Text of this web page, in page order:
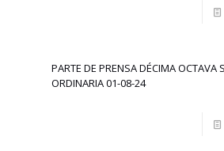
PARTE DE PRENSA DÉCIMA OCTAVA
ORDINARIA 01-08-24